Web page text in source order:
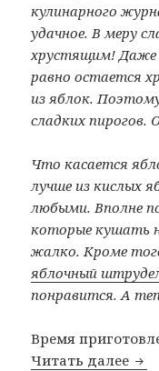
кулинарного
удачное. В меру
хрустящим! Даже
равно остается
из яблок.
сладких пирогов.
Что касается
лучше из кислых
любыми. Вполне
которые кушать
жалко. Кроме
яблочный
понравится. А
Время
Читать далее